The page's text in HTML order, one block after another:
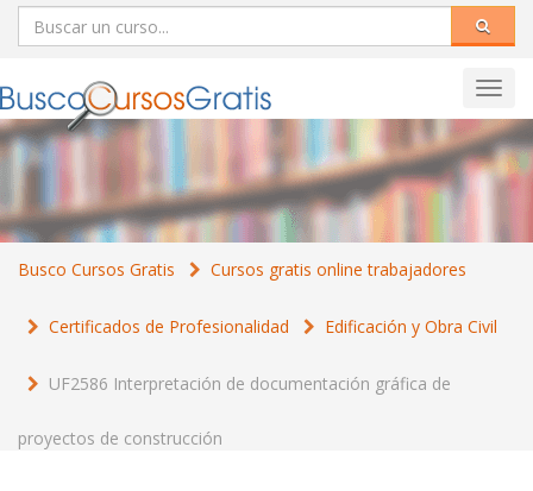
Busco Cursos Gratis Cursos gratis online trabajadores
Certificados de Profesionalidad Edificación y Obra Civil
UF2586 Interpretación de documentación gráfica de
proyectos de construcción